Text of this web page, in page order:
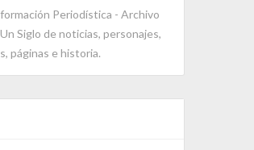
Periodística - Archivo
Siglo de noticias, personajes,
páginas e historia.